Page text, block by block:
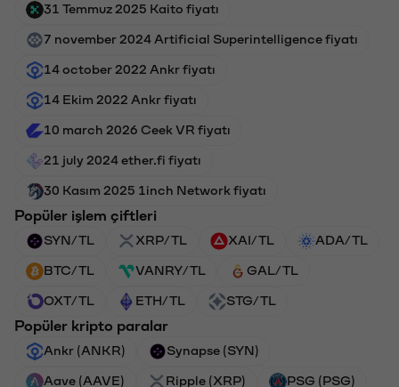
31 Temmuz 2025 Kaito fiyatı
7 november 2024 Artificial Superintelligence fiyatı
14 october 2022 Ankr fiyatı
14 Ekim 2022 Ankr fiyatı
10 march 2026 Ceek VR fiyatı
21 july 2024 ether.fi fiyatı
30 Kasım 2025 1inch Network fiyatı
Popüler işlem çiftleri
SYN/TL XRP/TL XAI/TL ADA/TL
BTC/TL VANRY/TL GAL/TL
OXT/TL ETH/TL STG/TL
Popüler kripto paralar
Ankr (ANKR) Synapse (SYN)
Aave (AAVE) Ripple (XRP) PSG (PSG)